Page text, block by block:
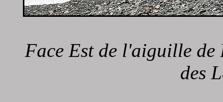
Face Est de l'aiguille
des